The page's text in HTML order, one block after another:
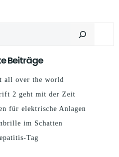
Beiträge
all over the world
2 geht mit der Zeit
für elektrische Anlagen
im Schatten
Tag